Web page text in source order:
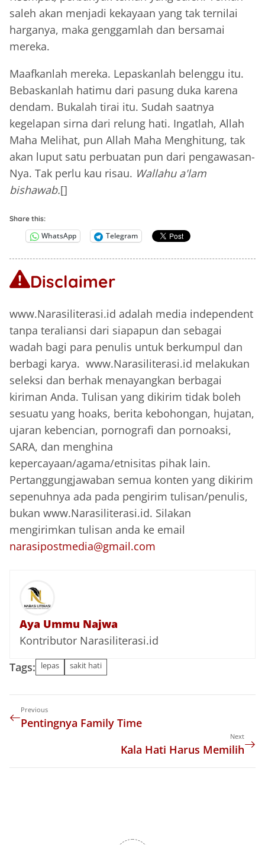
saleh akan menjadi kekayaan yang tak ternilai
harganya, maka genggamlah dan bersamai
mereka.
Maafkanlah mereka. Lepaskanlah belenggu itu.
Bebaskanlah hatimu dari pasung duka karena
dendam. Bukalah tirai itu. Sudah saatnya
kegelapan sirna dari relung hati. Ingatlah, Allah
Maha Melihat, pun Allah Maha Menghitung, tak
akan luput satu perbuatan pun dari pengawasan-
Nya. Tak perlu kau risau. Wallahu a'lam
bishawab.[]
Share this:
WhatsApp Telegram
Disclaimer
www.Narasiliterasi.id adalah media independent
tanpa teraliansi dari siapapun dan sebagai
wadah bagi para penulis untuk berkumpul dan
berbagi karya. www.Narasiliterasi.id melakukan
seleksi dan berhak menayangkan berbagai
kiriman Anda. Tulisan yang dikirim tidak boleh
sesuatu yang hoaks, berita kebohongan, hujatan,
ujaran kebencian, pornografi dan pornoaksi,
SARA, dan menghina
kepercayaan/agama/etnisitas pihak lain.
Pertanggungjawaban semua konten yang dikirim
sepenuhnya ada pada pengirim tulisan/penulis,
bukan www.Narasiliterasi.id. Silakan
mengirimkan tulisan anda ke email
narasipostmedia@gmail.com
Aya Ummu Najwa
Kontributor Narasiliterasi.id
Tags:
lepas sakit hati
Previous
Pentingnya Family Time
Next
Kala Hati Harus Memilih